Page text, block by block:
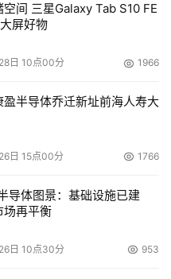
件代码和系统参考设计，
能OpenPOWER开发者。
和Linux基金会合
年IBM就已经在开源
步。Linux基金会对开源硬
基金会的合作也
众提供OpenPOWER和开
空间 三星Galaxy Tab S10 FE
屏好物
日 10点00分 1966
盈半导体乔迁新址前海人寿大
日 15点00分 1766
导体图景：基础设施已建
场再平衡
日 10点30分 953